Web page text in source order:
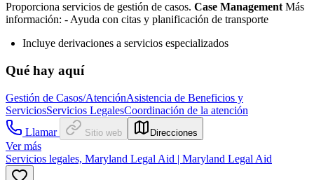
Proporciona servicios de gestión de casos. Case Management Más
información: - Ayuda con citas y planificación de transporte
Incluye derivaciones a servicios especializados
Qué hay aquí
Gestión de Casos/AtenciónAsistencia de Beneficios y
ServiciosServicios LegalesCoordinación de la atención
Llamar
Sitio web Direcciones
Ver más
Servicios legales, Maryland Legal Aid | Maryland Legal Aid